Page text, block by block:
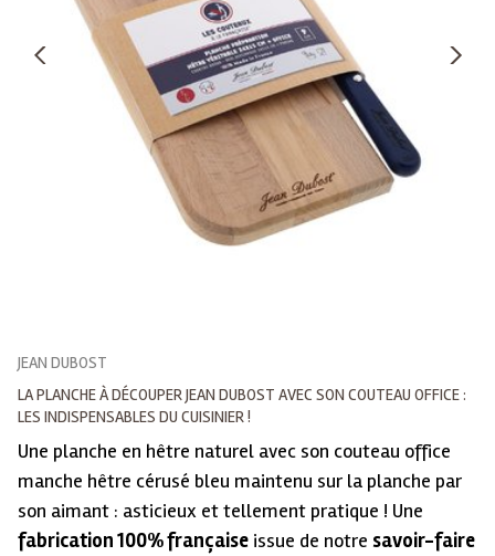
JEAN DUBOST
LA PLANCHE À DÉCOUPER JEAN DUBOST AVEC SON COUTEAU OFFICE :
LES INDISPENSABLES DU CUISINIER !
Une planche en hêtre naturel avec son couteau office
manche hêtre cérusé bleu maintenu sur la planche par
son aimant : asticieux et tellement pratique ! Une
fabrication 100% française issue de notre savoir-faire